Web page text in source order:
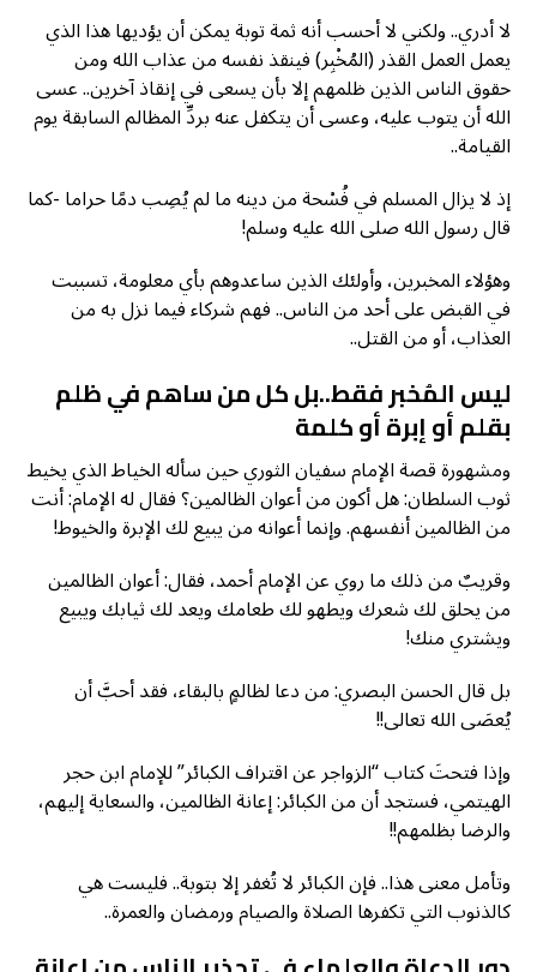
لا أدري.. ولكني لا أحسب أنه ثمة توبة يمكن أن يؤديها هذا الذي
يعمل العمل القذر (المُخْبِر) فينقذ نفسه من عذاب الله ومن
حقوق الناس الذين ظلمهم إلا بأن يسعى في إنقاذ آخرين.. عسى
الله أن يتوب عليه، وعسى أن يتكفل عنه بردِّ المظالم السابقة يوم
القيامة..
إذ لا يزال المسلم في فُسْحة من دينه ما لم يُصِب دمًا حراما -كما
قال رسول الله صلى الله عليه وسلم!
وهؤلاء المخبرين، وأولئك الذين ساعدوهم بأي معلومة، تسببت
في القبض على أحد من الناس.. فهم شركاء فيما نزل به من
العذاب، أو من القتل..
ليس المُخبر فقط..بل كل من ساهم في ظلم
بقلم أو إبرة أو كلمة
ومشهورة قصة الإمام سفيان الثوري حين سأله الخياط الذي يخيط
ثوب السلطان: هل أكون من أعوان الظالمين؟ فقال له الإمام: أنت
من الظالمين أنفسهم. وإنما أعوانه من يبيع لك الإبرة والخيوط!
وقريبٌ من ذلك ما روي عن الإمام أحمد، فقال: أعوان الظالمين
من يحلق لك شعرك ويطهو لك طعامك ويعد لك ثيابك ويبيع
ويشتري منك!
بل قال الحسن البصري: من دعا لظالمٍ بالبقاء، فقد أحبَّ أن
يُعصَى الله تعالى!!
وإذا فتحتَ كتاب “الزواجر عن اقتراف الكبائر” للإمام ابن حجر
الهيتمي، فستجد أن من الكبائر: إعانة الظالمين، والسعاية إليهم،
والرضا بظلمهم!!
وتأمل معنى هذا.. فإن الكبائر لا تُغفر إلا بتوبة.. فليست هي
كالذنوب التي تكفرها الصلاة والصيام ورمضان والعمرة..